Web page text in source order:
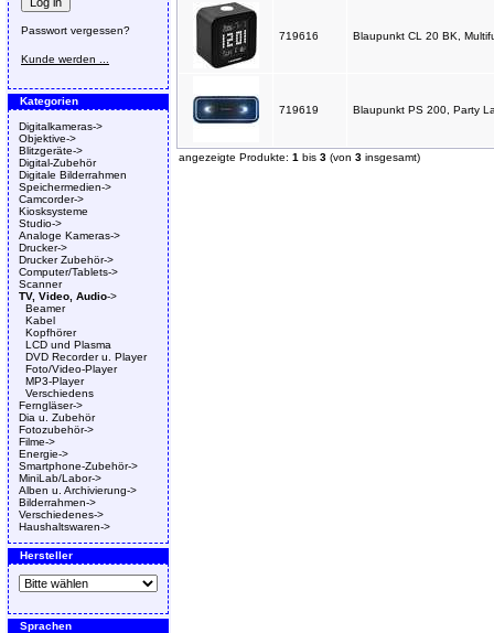
Passwort vergessen?
Kunde werden ...
Kategorien
Digitalkameras->
Objektive->
Blitzgeräte->
Digital-Zubehör
Digitale Bilderrahmen
Speichermedien->
Camcorder->
Kiosksysteme
Studio->
Analoge Kameras->
Drucker->
Drucker Zubehör->
Computer/Tablets->
Scanner
TV, Video, Audio->
Beamer
Kabel
Kopfhörer
LCD und Plasma
DVD Recorder u. Player
Foto/Video-Player
MP3-Player
Verschiedens
Ferngläser->
Dia u. Zubehör
Fotozubehör->
Filme->
Energie->
Smartphone-Zubehör->
MiniLab/Labor->
Alben u. Archivierung->
Bilderrahmen->
Verschiedenes->
Haushaltswaren->
Hersteller
Sprachen
719616 Blaupunkt CL 20 BK,
719619 Blaupunkt PS 200, Party
angezeigte Produkte: 1 bis 3 (von 3 insgesamt)